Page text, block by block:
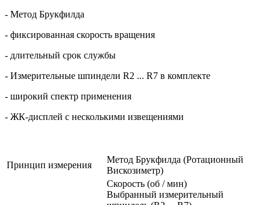
- Метод Брукфилда
- фиксированная скорость вращения
- длительный срок службы
- Измерительные шпиндели R2 ... R7 в комплекте
- широкий спектр применения
- ЖК-дисплей с несколькими извещениями
Принцип измерения
Метод Брукфилда (Ротационный
Вискозиметр)
Скорость (об / мин)
Выбранный измерительный